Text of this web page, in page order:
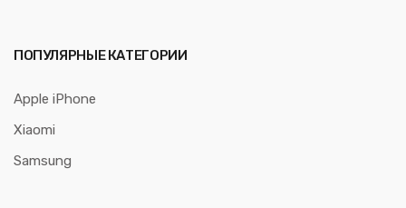
ПОПУЛЯРНЫЕ КАТЕГОРИИ
Apple iPhone
Xiaomi
Samsung